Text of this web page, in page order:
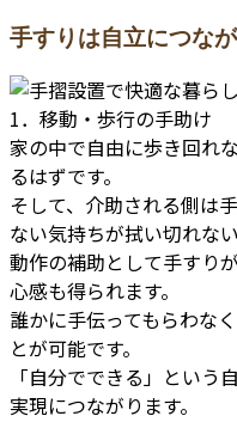
手すりは自立につな
1．移動・歩行の手助け
家の中で自由に歩き回れ
るはずです。
そして、介助される側は
ない気持ちが拭い切れない
動作の補助として手すり
心感も得られます。
誰かに手伝ってもらわな
とが可能です。
「自分でできる」という
実現につながります。